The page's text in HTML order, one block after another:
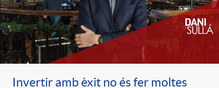
e
c
o
Invertir amb èxit no és fer moltes